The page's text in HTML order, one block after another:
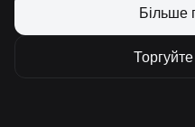
Більше